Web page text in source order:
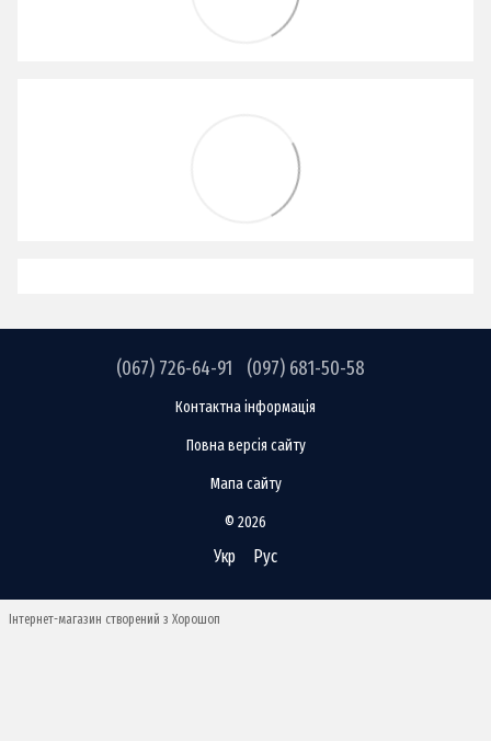
(067) 726-64-91 (097) 681-50-58
Контактна інформація
Повна версія сайту
Мапа сайту
© 2026
Укр Рус
Інтернет-магазин створений з Хорошоп